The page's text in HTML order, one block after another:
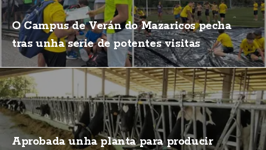
O Campus de Verán do Mazaricos pecha
tras unha serie de potentes visitas
Aprobada unha planta para producir